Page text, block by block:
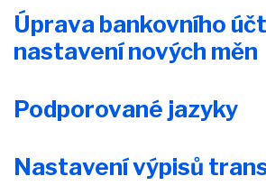
Úprava bankovního
nastavení nových měn
Podporované jazyky
Nastavení výpisů